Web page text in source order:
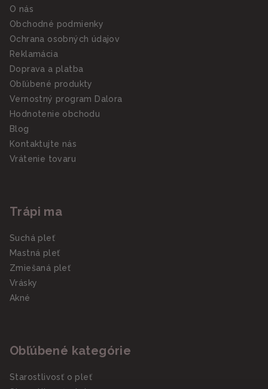
O nás
Obchodné podmienky
Ochrana osobných údajov
Reklamácia
Doprava a platba
Obľúbené produkty
Vernostný program Dalora
Hodnotenie obchodu
Blog
Kontaktujte nás
Vrátenie tovaru
Trápi ma
Suchá pleť
Mastná pleť
Zmiešaná pleť
Vrásky
Akné
Obľúbené kategórie
Starostlivosť o pleť